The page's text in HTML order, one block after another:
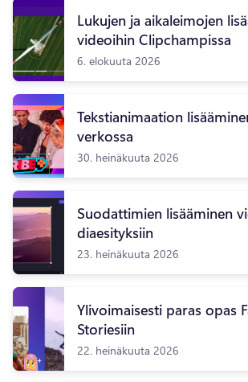
Kokeile maksutta
Lukujen ja aikaleimojen
videoihin Clipchampissa
6. elokuuta 2026
Tekstianimaation
verkossa
30. heinäkuuta 2026
Suodattimien lisääminen
diaesityksiin
23. heinäkuuta 2026
Ylivoimaisesti paras opas
Storiesiin
22. heinäkuuta 2026